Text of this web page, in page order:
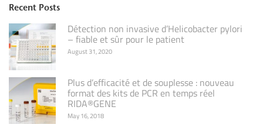
Recent Posts
Détection non invasive d’Helicobacter pylori
– fiable et sûr pour le patient
August 31, 2020
Plus d’efficacité et de souplesse : nouveau
format des kits de PCR en temps réel
RIDA®GENE
May 16, 2018